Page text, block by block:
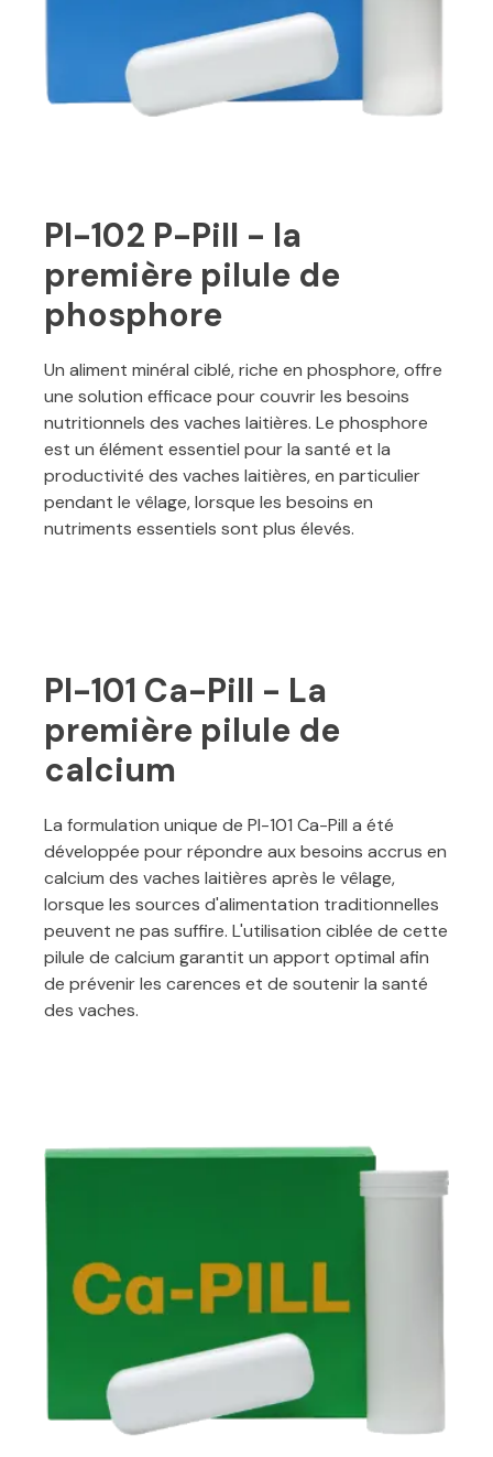
PI-102 P-Pill - la
première pilule de
phosphore
Un aliment minéral ciblé, riche en phosphore, offre
une solution efficace pour couvrir les besoins
nutritionnels des vaches laitières. Le phosphore
est un élément essentiel pour la santé et la
productivité des vaches laitières, en particulier
pendant le vêlage, lorsque les besoins en
nutriments essentiels sont plus élevés.
PI-101 Ca-Pill - La
première pilule de
calcium
La formulation unique de PI-101 Ca-Pill a été
développée pour répondre aux besoins accrus en
calcium des vaches laitières après le vêlage,
lorsque les sources d'alimentation traditionnelles
peuvent ne pas suffire. L'utilisation ciblée de cette
pilule de calcium garantit un apport optimal afin
de prévenir les carences et de soutenir la santé
des vaches.